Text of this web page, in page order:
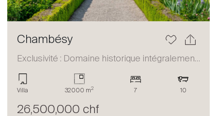
Chambésy
Exclusivité : Domaine historique intégralement restauré
Villa 32000 m2 7 10
26,500,000 chf